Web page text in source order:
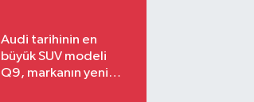
Audi tarihinin en
büyük SUV modeli
Q9, markanın yeni